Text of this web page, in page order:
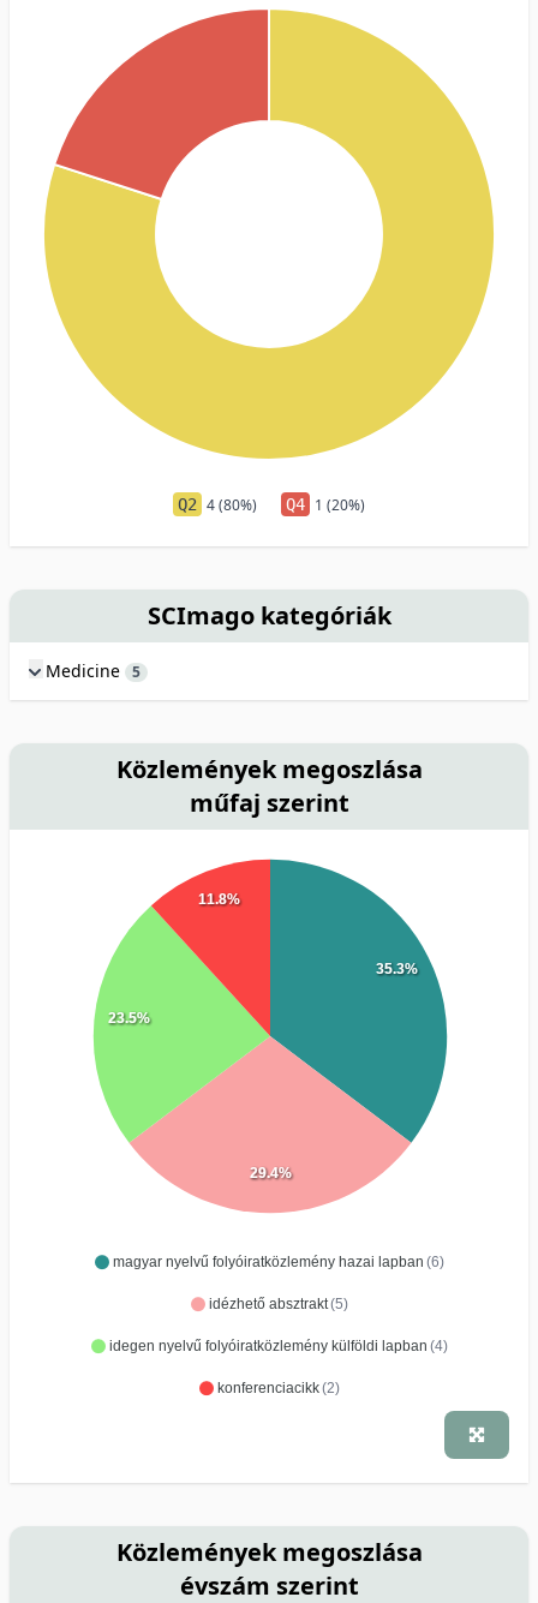
Q2 4 (80%) Q4 1 (20%)
SCImago kategóriák
Medicine 5
Közlemények megoszlása
műfaj szerint
magyar nyelvű folyóiratközlemény hazai lapban (6)
idézhető absztrakt(5)
idegen nyelvű folyóiratközlemény külföldi lapban (4)
konferenciacikk(2)
35.3%
29.4%
23.5%
11.8%
Közlemények megoszlása
évszám szerint